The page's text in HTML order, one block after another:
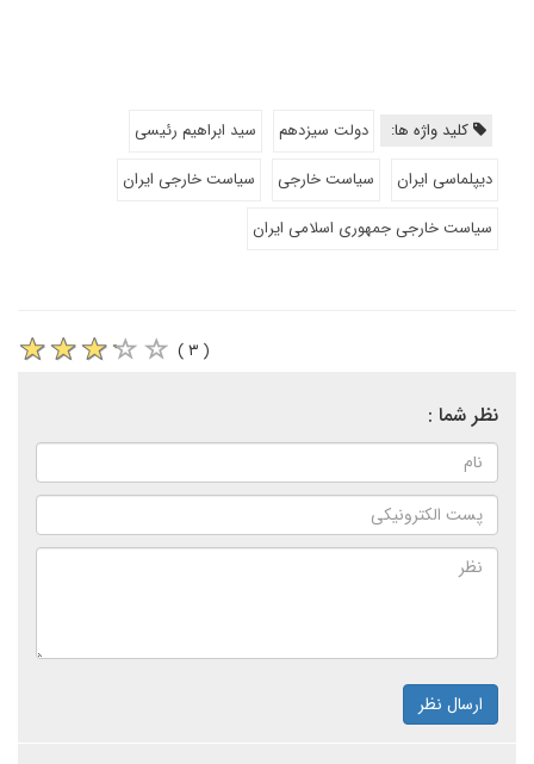
کلید واژه ها: دولت سیزدهم
سید ابراهیم رئیسی
دیپلماسی ایران
سیاست خارجی
سیاست خارجی ایران
سیاست خارجی جمهوری اسلامی ایران
( ۳ )
نظر شما :
ارسال نظر